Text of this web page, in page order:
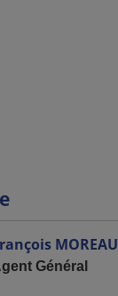
MOREAU
Général